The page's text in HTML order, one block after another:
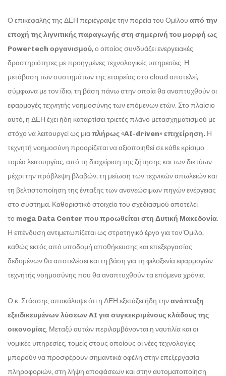
Ο επικεφαλής της ΔΕΗ περιέγραψε την πορεία του Ομίλου από την
εποχή της λιγνιτικής παραγωγής στη σημερινή του μορφή ως
Powertech οργανισμού, ο οποίος συνδυάζει ενεργειακές
δραστηριότητες με προηγμένες τεχνολογικές υπηρεσίες. Η
μετάβαση των συστημάτων της εταιρείας στο cloud αποτελεί,
σύμφωνα με τον ίδιο, τη βάση πάνω στην οποία θα αναπτυχθούν οι
εφαρμογές τεχνητής νοημοσύνης των επόμενων ετών. Στο πλαίσιο
αυτό, η ΔΕΗ έχει ήδη καταρτίσει τριετές πλάνο μετασχηματισμού με
στόχο να λειτουργεί ως μιαπλήρως «AI-driven» επιχείρηση. Η
τεχνητή νοημοσύνη προορίζεται να αξιοποιηθεί σε κάθε κρίσιμο
τομέα λειτουργίας, από τη διαχείριση της ζήτησης και των δικτύων
μέχρι την πρόβλεψη βλαβών, τη μείωση των τεχνικών απωλειών και
τη βελτιστοποίηση της ένταξης των ανανεώσιμων πηγών ενέργειας
στο σύστημα. Καθοριστικό στοιχείο του σχεδιασμού αποτελεί
το mega Data Center που προωθείται στη Δυτική Μακεδονία.
Η επένδυση αντιμετωπίζεται ως στρατηγικό έργο για τον Όμιλο,
καθώς εκτός από υποδομή αποθήκευσης και επεξεργασίας
δεδομένων θα αποτελέσει και τη βάση για τη φιλοξενία εφαρμογών
τεχνητής νοημοσύνης που θα αναπτυχθούν τα επόμενα χρόνια.
Ο κ. Στάσσης αποκάλυψε ότι η ΔΕΗ εξετάζει ήδη τηνανάπτυξη
εξειδικευμένων λύσεων AI για συγκεκριμένους κλάδους της
οικονομίας. Μεταξύ αυτών περιλαμβάνονται η ναυτιλία και οι
νομικές υπηρεσίες, τομείς στους οποίους οι νέες τεχνολογίες
μπορούν να προσφέρουν σημαντικά οφέλη στην επεξεργασία
πληροφοριών, στη λήψη αποφάσεων και στην αυτοματοποίηση